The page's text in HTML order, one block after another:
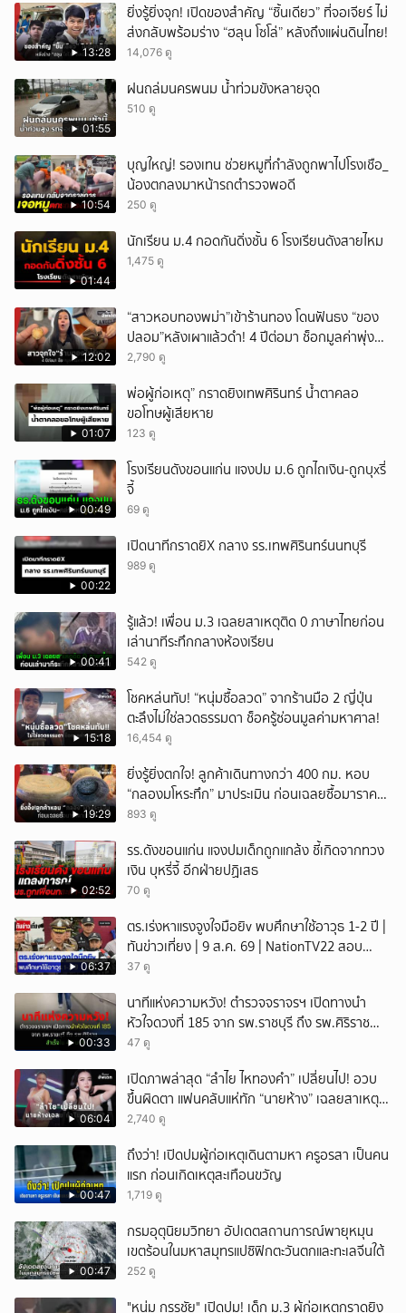
13:28
ยิ่งรู้ยิ่งจุก! เปิดของสำคัญ “ชิ้นเดียว” ที่จอเจียร์ ไม่
ส่งกลับพร้อมร่าง “ฮลุน โซโล่” หลังถึงแผ่นดินไทย!
14,076 ดู
01:55
ฝนถล่มนครพนม น้ำท่วมขังหลายจุด
510 ดู
10:54
บุญใหญ่! รองเทน ช่วยหมูที่กำลังถูกพาไปโรงเชือ_
น้องตกลงมาหน้ารถตำรวจพอดี
250 ดู
01:44
นักเรียน ม.4 กอดกันดิ่งชั้น 6 โรงเรียนดังสายไหม
1,475 ดู
12:02
“สาวหอบทองพม่า”เข้าร้านทอง โดนฟันธง “ของ
ปลอม”หลังเผาแล้วดำ! 4 ปีต่อมา ช็อกมูลค่าพุ่ง
มหาศาล!
2,790 ดู
01:07
พ่อผู้ก่อเหตุ” กราดยิงเทพศิรินทร์ น้ำตาคลอ
ขอโทษผู้เสียหาย
123 ดู
00:49
โรงเรียนดังขอนแก่น แจงปม ม.6 ถูกไถเงิน-ถูกบุxรี่
จี้
69 ดู
00:22
เปิดนาทีกราดยิX กลาง รร.เทพศิรินทร์นนทบุรี
989 ดู
00:41
รู้แล้ว! เพื่อน ม.3 เฉลยสาเหตุติด 0 ภาษาไทยก่อน
เล่านาทีระทึกกลางห้องเรียน
542 ดู
15:18
โชคหล่นทับ! “หนุ่มซื้อลวด” จากร้านมือ 2 ญี่ปุ่น
ตะลึงไม่ใช่ลวดธรรมดา ช็อครู้ซ่อนมูลค่ามหาศาล!
16,454 ดู
19:29
ยิ่งรู้ยิ่งตกใจ! ลูกค้าเดินทางกว่า 400 กม. หอบ
“กลองมโหระทึก” มาประเมิน ก่อนเฉลยซื้อมาราคา
เท่าไหร่?
893 ดู
02:52
รร.ดังขอนแก่น แจงปมเด็กถูกแกล้ง ชี้เกิดจากทวง
เงิน บุหรี่จี้ อีกฝ่ายปฏิเสธ
70 ดู
06:37
ตร.เร่งหาแรงจูงใจมือยิv พบศึกษาใช้อาวุธ 1-2 ปี |
ทันข่าวเที่ยง | 9 ส.ค. 69 | NationTV22 สอบ
พยานแล้ว 17 ปาก เร่งตรวจมือถือและหลักฐานที่
เพื่อน และสื่อโซเ
37 ดู
00:33
นาทีแห่งความหวัง! ตำรวจจราจรฯ เปิดทางนำ
หัวใจดวงที่ 185 จาก รพ.ราชบุรี ถึง รพ.ศิริราช
สำเร็จใน 48 นาที
47 ดู
06:04
เปิดภาพล่าสุด “ลำไย ไหทองคำ” เปลี่ยนไป! อวบ
ขึ้นผิดตา แฟนคลับแห่ทัก “นายห้าง” เฉลยสาเหตุ
ชัด!
2,740 ดู
00:47
ถึงว่า! เปิดปมผู้ก่อเหตุเดินตามหา ครูอรสา เป็นคน
แรก ก่อนเกิดเหตุสะเทือนขวัญ
1,719 ดู
00:47
กรมอุตุนิยมวิทยา อัปเดตสถานการณ์พายุหมุน
เขตร้อนในมหาสมุทรแปซิฟิกตะวันตกและทะเลจีนใต้
252 ดู
"หนุ่ม กรรชัย" เปิดปม! เด็ก ม.3 ผู้ก่อเหตุกราดยิง